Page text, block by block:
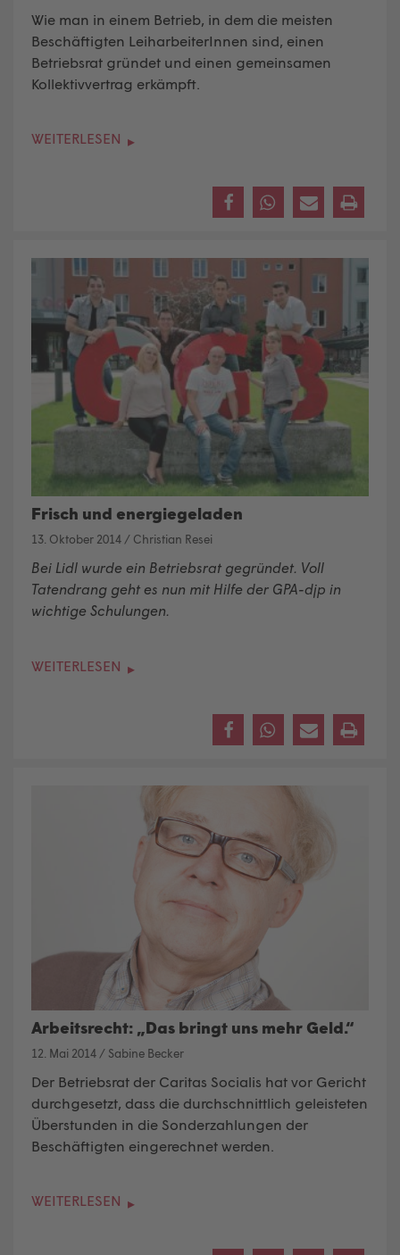
Wie man in einem Betrieb, in dem die meisten
Beschäftigten LeiharbeiterInnen sind, einen
Betriebsrat gründet und einen gemeinsamen
Kollektivvertrag erkämpft.
WEITERLESEN
Frisch und energiegeladen
13. Oktober 2014 / Christian Resei
Bei Lidl wurde ein Betriebsrat gegründet. Voll
Tatendrang geht es nun mit Hilfe der GPA-djp in
wichtige Schulungen.
WEITERLESEN
Arbeitsrecht: „Das bringt uns mehr Geld.“
12. Mai 2014 / Sabine Becker
Der Betriebsrat der Caritas Socialis hat vor Gericht
durchgesetzt, dass die durchschnittlich geleisteten
Überstunden in die Sonderzahlungen der
Beschäftigten eingerechnet werden.
WEITERLESEN